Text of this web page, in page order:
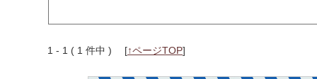
1 - 1 ( 1 件中 ) [↑ページTOP]